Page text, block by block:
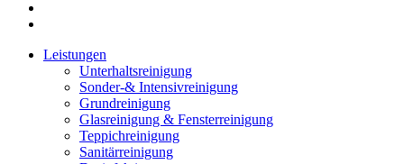
Leistungen
Unterhaltsreinigung
Sonder-& Intensivreinigung
Grundreinigung
Glasreinigung & Fensterreinigung
Teppichreinigung
Sanitärreinigung